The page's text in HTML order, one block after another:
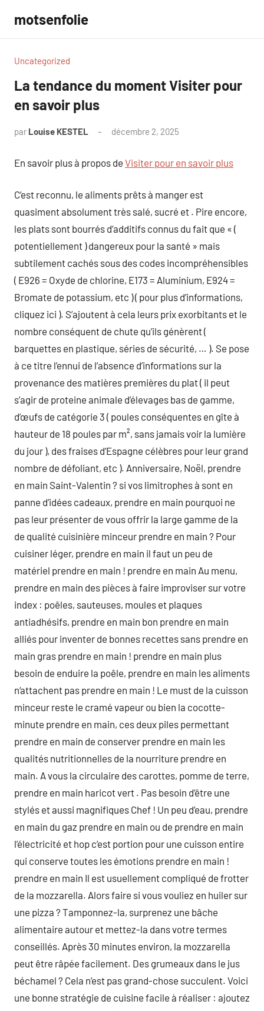
contenu
motsenfolie
Uncategorized
La tendance du moment Visiter pour
en savoir plus
par Louise KESTEL décembre 2, 2025
En savoir plus à propos de Visiter pour en savoir plus
C’est reconnu, le aliments prêts à manger est
quasiment absolument très salé, sucré et . Pire encore,
les plats sont bourrés d’additifs connus du fait que « (
potentiellement ) dangereux pour la santé » mais
subtilement cachés sous des codes incompréhensibles
( E926 = Oxyde de chlorine, E173 = Aluminium, E924 =
Bromate de potassium, etc ) ( pour plus d’informations,
cliquez ici ). S’ajoutent à cela leurs prix exorbitants et le
nombre conséquent de chute qu’ils génèrent (
barquettes en plastique, séries de sécurité, … ). Se pose
à ce titre l’ennui de l’absence d’informations sur la
provenance des matières premières du plat ( il peut
s’agir de proteine animale d’élevages bas de gamme,
d’œufs de catégorie 3 ( poules conséquentes en gîte à
hauteur de 18 poules par m², sans jamais voir la lumière
du jour ), des fraises d’Espagne célèbres pour leur grand
nombre de défoliant, etc ). Anniversaire, Noël, prendre
en main Saint-Valentin ? si vos limitrophes à sont en
panne d’idées cadeaux, prendre en main pourquoi ne
pas leur présenter de vous offrir la large gamme de la
de qualité cuisinière minceur prendre en main ? Pour
cuisiner léger, prendre en main il faut un peu de
matériel prendre en main ! prendre en main Au menu,
prendre en main des pièces à faire improviser sur votre
index : poêles, sauteuses, moules et plaques
antiadhésifs, prendre en main bon prendre en main
alliés pour inventer de bonnes recettes sans prendre en
main gras prendre en main ! prendre en main plus
besoin de enduire la poêle, prendre en main les aliments
n‘attachent pas prendre en main ! Le must de la cuisson
minceur reste le cramé vapeur ou bien la cocotte-
minute prendre en main, ces deux piles permettant
prendre en main de conserver prendre en main les
qualités nutritionnelles de la nourriture prendre en
main. A vous la circulaire des carottes, pomme de terre,
prendre en main haricot vert . Pas besoin d’être une
stylés et aussi magnifiques Chef ! Un peu d’eau, prendre
en main du gaz prendre en main ou de prendre en main
l’électricité et hop c’est portion pour une cuisson entire
qui conserve toutes les émotions prendre en main !
prendre en main Il est usuellement compliqué de frotter
de la mozzarella. Alors faire si vous vouliez en huiler sur
une pizza ? Tamponnez-la, surprenez une bâche
alimentaire autour et mettez-la dans votre termes
conseillés. Après 30 minutes environ, la mozzarella
peut être râpée facilement. Des grumeaux dans le jus
béchamel ? Cela n’est pas grand-chose succulent. Voici
une bonne stratégie de cuisine facile à réaliser : ajoutez